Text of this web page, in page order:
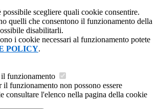
possibile scegliere quali cookie consentire.
quelli che consentono il funzionamento della
disabilitarli.
i cookie necessari al funzionamento potete
POLICY.
funzionamento
il funzionamento non possono essere
consultare l'elenco nella pagina della cookie